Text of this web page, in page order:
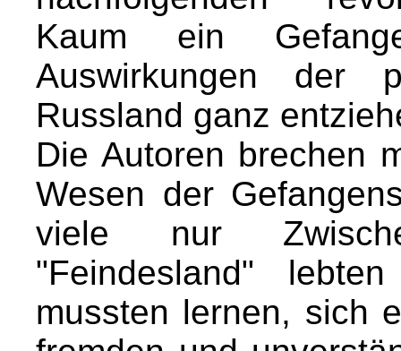
Kaum ein
Auswirkungen der
Russland ganz
Die Autoren brechen
Wesen der
viele nur
"Feindesland"
mussten lernen, sich